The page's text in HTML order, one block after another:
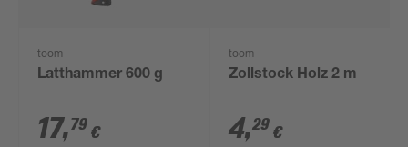
toom
Latthammer 600 g
17,79 €
toom
Zollstock Holz 2 m
4,29 €